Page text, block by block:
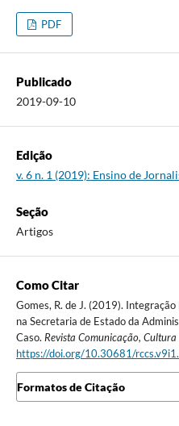
PDF
Publicado
2019-09-10
Edição
v. 6 n. 1 (2019): Ensino de
Seção
Artigos
Como Citar
Gomes, R. de J. (2019).
na Secretaria de Estado da
Caso. Revista Comunicação, Cultura
https://doi.org/10.30681/
Formatos de Citação